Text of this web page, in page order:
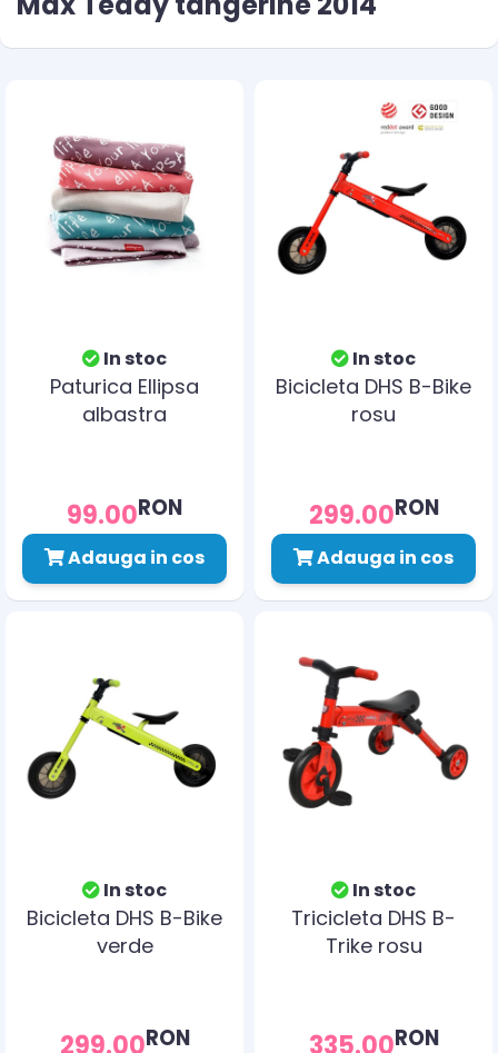
In stoc
Paturica Ellipsa
albastra
99.00RON
Adauga in cos
In stoc
Bicicleta DHS B-Bike
rosu
299.00RON
Adauga in cos
In stoc
Bicicleta DHS B-Bike
verde
RON
In stoc
Tricicleta DHS B-
Trike rosu
RON